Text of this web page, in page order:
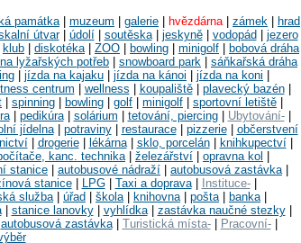
památka | muzeum | galerie | hvězdárna | zámek | hrad
útvar| údolí| soutěska| jeskyně| vodopád| jezero
klub | diskotéka | ZOO | bowling | minigolf | bobová dráha
lyžařských potřeb | snowboard park | sáňkařská dráha
| jízda na kajaku | jízda na kánoi | jízda na koni |
centrum | wellness | koupaliště| plavecký bazén|
| spinning | bowling | golf | minigolf | sportovní letiště |
| pedikúra| solárium | tetování, piercing| Ubytování-|
jídelna| potraviny| restaurace| pizzerie| občerstvení
| drogerie| lékárna| sklo, porcelán| knihkupectví|
kanc. technika | železářství | opravna kol |
stanice | autobusové nádraží | autobusová zastávka |
stanice| LPG| Taxi a doprava| Instituce-|
služba | úřad | škola | knihovna | pošta | banka |
| stanice lanovky| vyhlídka| zastávka naučné stezky|
autobusová zastávka| Turistická místa-| Pracovní-|